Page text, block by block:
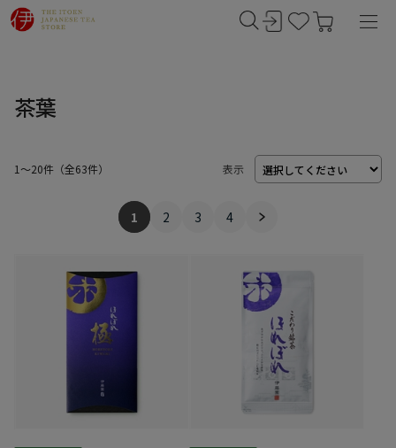
茶葉
表示
1～20件 （ 63件）
1 2 3 4